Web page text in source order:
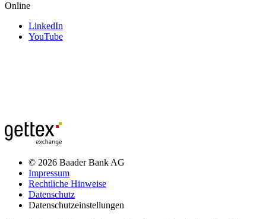
Online
LinkedIn
YouTube
© 2026 Baader Bank AG
Impressum
Rechtliche Hinweise
Datenschutz
Datenschutzeinstellungen